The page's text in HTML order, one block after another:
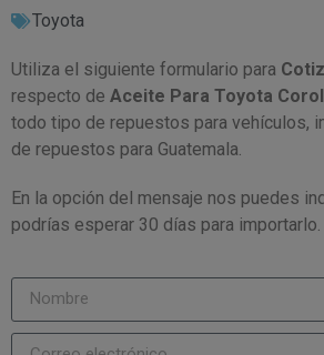
Toyota
Utiliza el siguiente formulario para
respecto de Aceite Para Toyota
todo tipo de repuestos para vehículos,
de repuestos para Guatemala.
En la opción del mensaje nos puedes
podrías esperar 30 días para importarlo.